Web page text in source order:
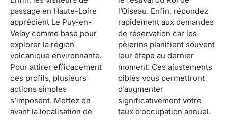
passage en Haute-Loire
apprécient Le Puy-en-
Velay comme base pour
explorer la région
volcanique environnante.
Pour attirer efficacement
ces profils, plusieurs
actions simples
s’imposent. Mettez en
avant la localisation de
l’Oiseau. Enfin, répondez
rapidement aux demandes
de réservation car les
pèlerins planifient souvent
leur étape au dernier
moment. Ces ajustements
ciblés vous permettront
d’augmenter
significativement votre
taux d’occupation annuel.